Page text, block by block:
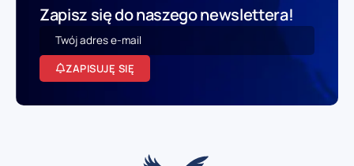
Zapisz się do naszego newslettera!
ZAPISUJĘ SIĘ